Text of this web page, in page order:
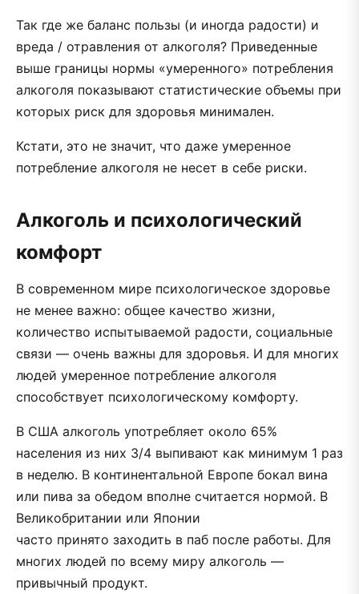
Так где же баланс пользы (и иногда радости) и
вреда / отравления от алкоголя? Приведенные
выше границы нормы «умеренного» потребления
алкоголя показывают статистические объемы при
которых риск для здоровья минимален.
Кстати, это не значит, что даже умеренное
потребление алкоголя не несет в себе риски.
Алкоголь и психологический
комфорт
В современном мире психологическое здоровье
не менее важно: общее качество жизни,
количество испытываемой радости, социальные
связи — очень важны для здоровья. И для многих
людей умеренное потребление алкоголя
способствует психологическому комфорту.
В США алкоголь употребляет около 65%
населения из них 3/4 выпивают как минимум 1 раз
в неделю. В континентальной Европе бокал вина
или пива за обедом вполне считается нормой. В
Великобритании или Японии
часто принято заходить в паб после работы. Для
многих людей по всему миру алкоголь —
привычный продукт.